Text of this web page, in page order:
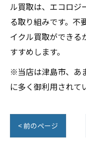
ル買取は、エコロジ
る取り組みです。不
イクル買取ができる
すすめします。
※当店は津島市、あ
に多く御利用されて
< 前のページ